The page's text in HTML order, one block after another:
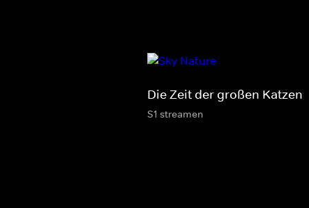
Die Zeit der großen Katzen
S1 streamen